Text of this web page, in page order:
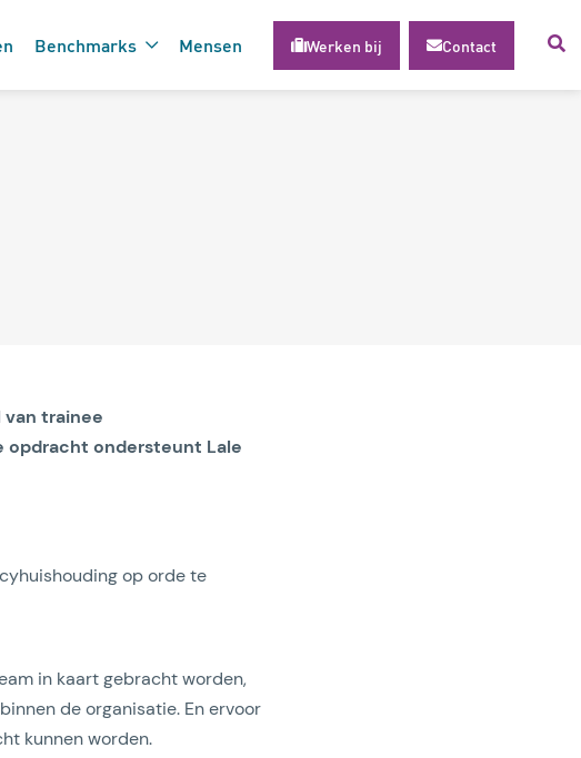
Benchmarks Mensen Werken bij Contact
trainee
opdracht ondersteunt Lale
op orde te
in kaart gebracht worden,
de organisatie. En ervoor
kunnen worden.